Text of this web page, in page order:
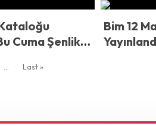
Dev
Cuma Şenlik
Bisiklet ve
Kapış
Bim 12
Last »